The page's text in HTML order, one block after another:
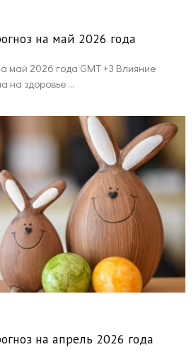
на май 2026 года
май 2026 года GMT +3 Влияние
на здоровье ...
на апрель 2026 года